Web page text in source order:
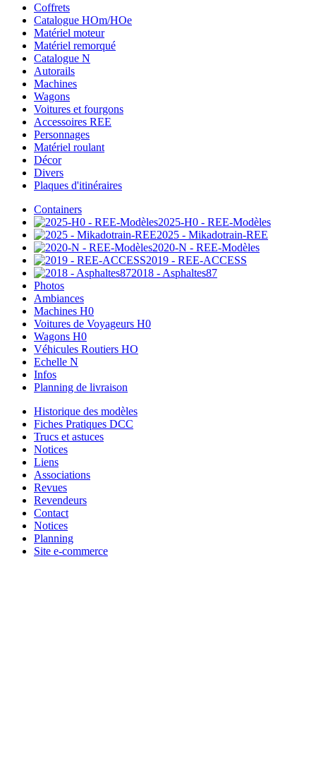
Coffrets
Catalogue HOm/HOe
Matériel moteur
Matériel remorqué
Catalogue N
Autorails
Machines
Wagons
Voitures et fourgons
Accessoires REE
Personnages
Matériel roulant
Décor
Divers
Plaques d'itinéraires
Containers
2025-H0 - REE-Modèles
2025 - Mikadotrain-REE
2020-N - REE-Modèles
2019 - REE-ACCESS
2018 - Asphaltes87
Photos
Ambiances
Machines H0
Voitures de Voyageurs H0
Wagons H0
Véhicules Routiers HO
Echelle N
Infos
Planning de livraison
Historique des modèles
Fiches Pratiques DCC
Trucs et astuces
Notices
Liens
Associations
Revues
Revendeurs
Contact
Notices
Planning
Site e-commerce